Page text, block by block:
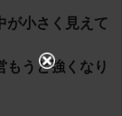
が小さく見えて
もうと強くなり